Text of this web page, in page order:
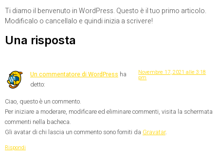
Ti diamo il benvenuto in WordPress. Questo è il tuo primo articolo.
Modificalo o cancellalo e quindi inizia a scrivere!
Una risposta
Un commentatore di WordPress ha
detto:
Novembre 17, 2021 alle 3:18
pm
Ciao, questo è un commento.
Per iniziare a moderare, modificare ed eliminare commenti, visita la schermata
commenti nella bacheca.
Gli avatar di chi lascia un commento sono forniti da Gravatar.
Rispondi